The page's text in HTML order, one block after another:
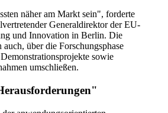
näher am Markt sein", forderte
Generaldirektor der EU-
und Innovation in Berlin. Die
über die Forschungsphase
sowie
umschließen.